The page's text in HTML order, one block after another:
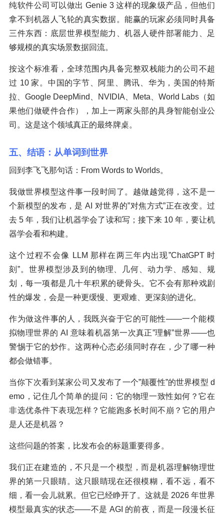
纯软件公司可以做出 Genie 3 这样的现象级产品，但他们
拿不到机器人飞轮的真实数据。能赢的玩家必须同时具备
三件东西：底层世界模型能力、机器人硬件部署能力、足
够规模的真实场景数据回流。
按这个标准看，全球范围内具备完整双栈能力的公司不超
过 10 家。中国的字节、阿里、腾讯、华为，美国的特斯
拉、Google DeepMind、NVIDIA、Meta、World Labs（如
果他们做硬件合作），加上一两家头部的具身智能创业公
司。这是这个领域真正的最终牌桌。
五、结语：从单词到世界
回到李飞飞那句话：From Words to Worlds。
我做世界模型这件事一段时间了。越做越觉得，这不是一
个新模型的发布，是 AI 对世界的”对焦方式”正在改变。过
去 5 年，我们让机器学会了读和写；接下来 10 年，要让机
器学会看和构建。
这个过程不会像 LLM 那样在两三年内出现”ChatGPT 时
刻”。世界模型涉及到的物理、几何、动力学、感知、规
划，每一项都是几十年积累的硬骨头。它不会有那种戏剧
性的爆发，会是一种更缓慢、更艰难、更深刻的进化。
作为做这件事的人，我既兴奋于它的可能性——一个能模
拟物理世界的 AI 意味着机器第一次真正”理解”世界——也
警惕于它的炒作。这两种心态必须同时存在，少了哪一种
都会做错事。
当你下次看到某家公司又发布了一个”颠覆性”的世界模型 d
emo，记住几个简单的提问：它的物理一致性如何？它在
非选优条件下表现怎样？它能跑多长时间不崩？它的用户
是人还是机器？
这些问题的答案，比发布会的标题重要得多。
我们正在建造的，不只是一个模型，而是机器理解物理世
界的第一只眼睛。这只眼睛现在还很模糊，看不远，看不
细，看一会儿就累。但它已经睁开了。这就是 2026 年世界
模型最真实的状态——不是 AGI 的前夜，而是一段漫长征